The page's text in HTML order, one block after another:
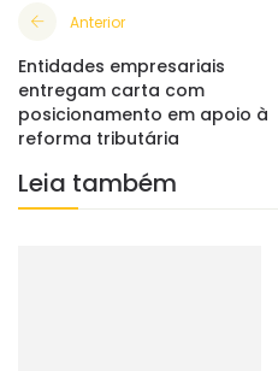
Anterior
Entidades empresariais
entregam carta com
posicionamento em apoio à
reforma tributária
Leia também